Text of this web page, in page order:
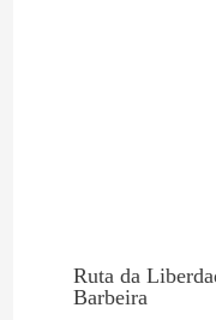
Ruta da
Barbeira